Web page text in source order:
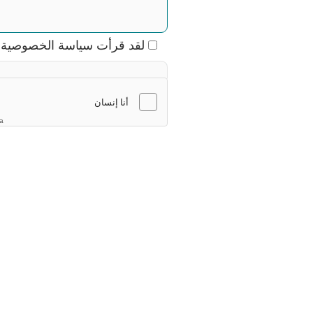
لقد قرأت سياسة الخصوصية
إلى سياسة الخصوصية